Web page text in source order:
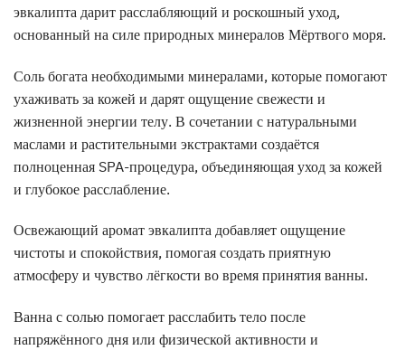
эвкалипта дарит расслабляющий и роскошный уход,
основанный на силе природных минералов Мёртвого моря.
Соль богата необходимыми минералами, которые помогают
ухаживать за кожей и дарят ощущение свежести и
жизненной энергии телу. В сочетании с натуральными
маслами и растительными экстрактами создаётся
полноценная SPA-процедура, объединяющая уход за кожей
и глубокое расслабление.
Освежающий аромат эвкалипта добавляет ощущение
чистоты и спокойствия, помогая создать приятную
атмосферу и чувство лёгкости во время принятия ванны.
Ванна с солью помогает расслабить тело после
напряжённого дня или физической активности и